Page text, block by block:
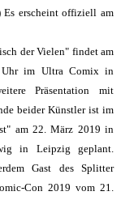
Es erscheint offiziell am
der Vielen" findet am
Uhr im Ultra Comix in
Präsentation mit
beider Künstler ist im
am 22. März 2019 in
in Leipzig geplant.
Gast des Splitter
Con 2019 vom 21.